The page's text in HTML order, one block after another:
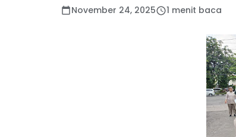
November 24, 2025 1 menit baca